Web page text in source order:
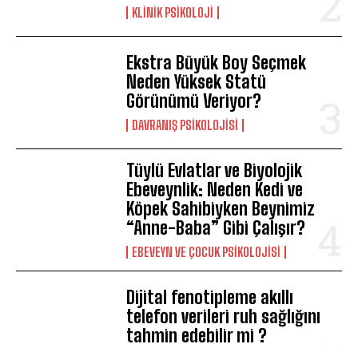
KLINIK PSIKOLOJI
Ekstra Büyük Boy Seçmek
Neden Yüksek Statü
Görünümü Veriyor?
DAVRANIŞ PSIKOLOJISI
Tüylü Evlatlar ve Biyolojik
Ebeveynlik: Neden Kedi ve
Köpek Sahibiyken Beynimiz
“Anne-Baba” Gibi Çalışır?
EBEVEYN VE ÇOCUK PSIKOLOJISI
Dijital fenotipleme akıllı
telefon verileri ruh sağlığını
tahmin edebilir mi ?